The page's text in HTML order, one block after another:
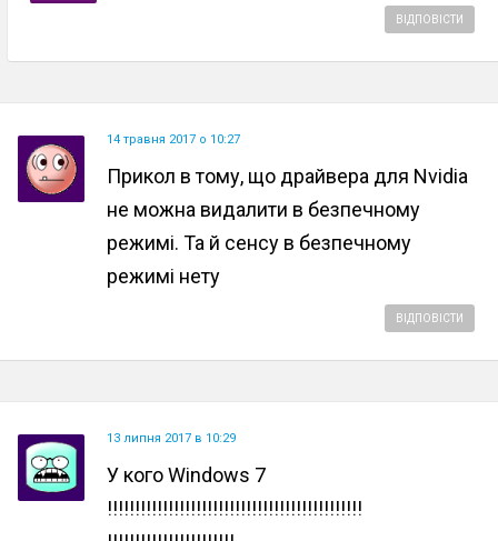
ВІДПОВІСТИ
14 травня 2017 о 10:27
Прикол в тому, що драйвера для Nvidia
не можна видалити в безпечному
режимі. Та й сенсу в безпечному
режимі нету
ВІДПОВІСТИ
13 липня 2017 в 10:29
У кого Windows 7
!!!!!!!!!!!!!!!!!!!!!!!!!!!!!!!!!!!!!!!!!!!!!!